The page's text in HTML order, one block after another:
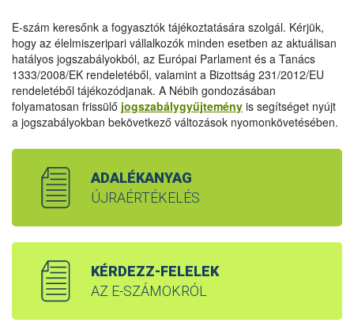
E-szám keresőnk a fogyasztók tájékoztatására szolgál. Kérjük,
hogy az élelmiszeripari vállalkozók minden esetben az aktuálisan
hatályos jogszabályokból, az Európai Parlament és a Tanács
1333/2008/EK rendeletéből, valamint a Bizottság 231/2012/EU
rendeletéből tájékozódjanak. A Nébih gondozásában
folyamatosan frissülő jogszabálygyűjtemény is segítséget nyújt
a jogszabályokban bekövetkező változások nyomonkövetésében.
ADALÉKANYAG
ÚJRAÉRTÉKELÉS
KÉRDEZZ-FELELEK
AZ E-SZÁMOKRÓL